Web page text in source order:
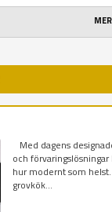
Med dagens
och
hur modernt som
grovkök...